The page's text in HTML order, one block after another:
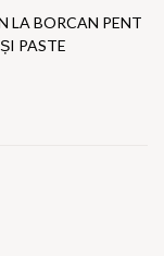
LA BORCAN PENT
PASTE